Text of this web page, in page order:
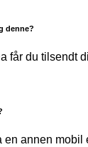
denne?
får du tilsendt
annen